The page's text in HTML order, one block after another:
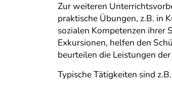
Zur weiteren
praktische Übungen, z.B. in
sozialen Kompetenzen ihrer
Exkursionen, helfen den
beurteilen die Leistungen
Typische Tätigkeiten sind